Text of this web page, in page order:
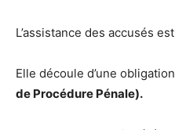
L’assistance des accusés
Elle découle d’une
de Procédure Pénale).